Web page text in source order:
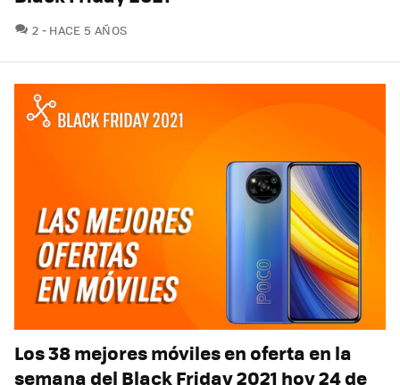
2 COMENTARIOS
HACE 5 AÑOS
Los 38 mejores móviles en oferta en la
semana del Black Friday 2021 hoy 24 de